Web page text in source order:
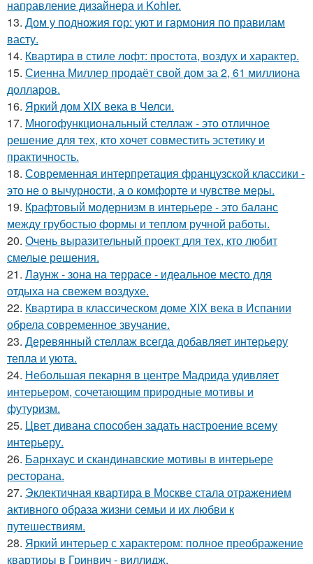
направление дизайнера и Kohler.
13. Дом у подножия гор: уют и гармония по правилам
васту.
14. Квартира в стиле лофт: простота, воздух и характер.
15. Сиенна Миллер продаёт свой дом за 2, 61 миллиона
долларов.
16. Яркий дом XIX века в Челси.
17. Многофункциональный стеллаж - это отличное
решение для тех, кто хочет совместить эстетику и
практичность.
18. Современная интерпретация французской классики -
это не о вычурности, а о комфорте и чувстве меры.
19. Крафтовый модернизм в интерьере - это баланс
между грубостью формы и теплом ручной работы.
20. Очень выразительный проект для тех, кто любит
смелые решения.
21. Лаунж - зона на террасе - идеальное место для
отдыха на свежем воздухе.
22. Квартира в классическом доме XIX века в Испании
обрела современное звучание.
23. Деревянный стеллаж всегда добавляет интерьеру
тепла и уюта.
24. Небольшая пекарня в центре Мадрида удивляет
интерьером, сочетающим природные мотивы и
футуризм.
25. Цвет дивана способен задать настроение всему
интерьеру.
26. Барнхаус и скандинавские мотивы в интерьере
ресторана.
27. Эклектичная квартира в Москве стала отражением
активного образа жизни семьи и их любви к
путешествиям.
28. Яркий интерьер с характером: полное преображение
квартиры в Гринвич - виллидж.